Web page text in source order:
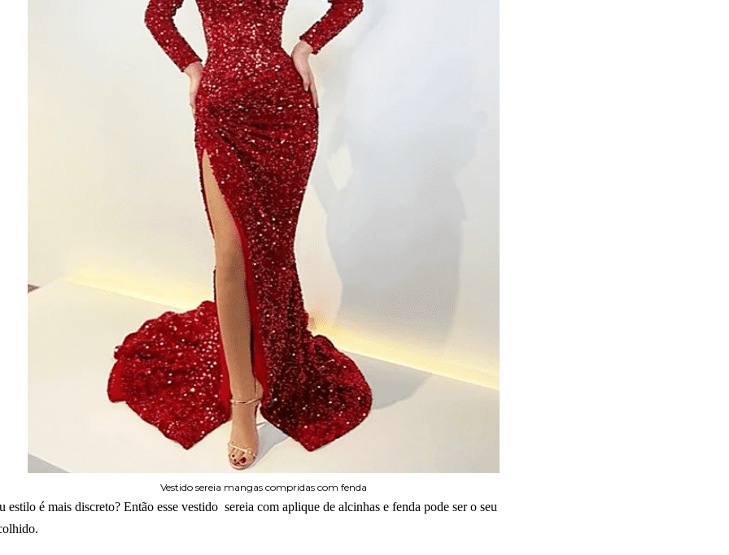
Vestido sereia mangas compridas com fenda
estilo é mais discreto? Então esse vestido sereia com aplique de alcinhas e fenda pode ser o seu